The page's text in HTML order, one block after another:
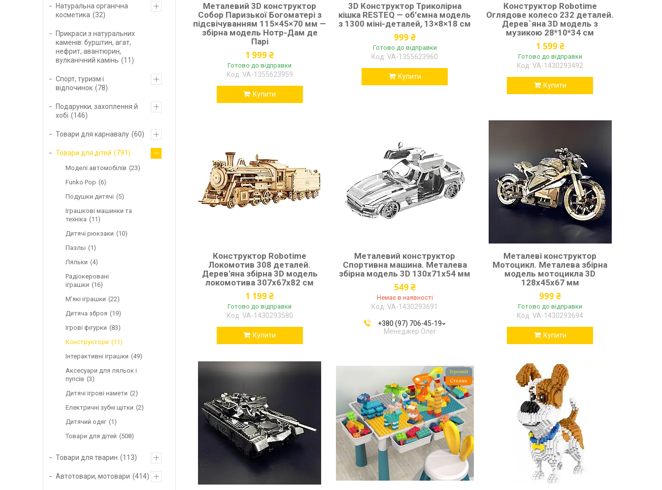
Металевий 3D конструктор
Собор Паризької Богоматері з
підсвічуванням 115×45×70 мм —
збірна модель Нотр-Дам де
Парі
1 999 ₴
Готово до відправки
VA-1355623959
Купити
3D Конструктор Триколірна
кішка RESTEQ — об’ємна модель
з 1300 міні-деталей, 13×8×18 см
999 ₴
Готово до відправки
VA-1355623960
Купити
Конструктор Robotime
Оглядове колесо 232 деталей.
Дерев`яна 3D модель з
музикою 28*10*34 см
1 599 ₴
Готово до відправки
VA-1430293492
Купити
Конструктор Robotime
Локомотив 308 деталей.
Дерев'яна збірна 3D модель
локомотива 307х67х82 см
1 199 ₴
Готово до відправки
VA-1430293580
Купити
Металевий конструктор
Спортивна машина. Металева
збірна модель 3D 130х71х54 мм
549 ₴
Немає в наявності
VA-1430293691
+380 (97) 706-45-19
Менеджер Олег
Металеві конструктор
Мотоцикл. Металева збірна
модель мотоцикла 3D
128х45х67 мм
999 ₴
Готово до відправки
VA-1430293694
Купити
Натуральна органічна
косметика
32
Прикраси з натуральних
каменів: бурштин, агат,
нефрит, авантюрин,
вулканічний камінь
11
Спорт, туризм і
відпочинок
78
Подарунки, захоплення й
хобі
146
Товари для карнавалу 60
Товари для дітей 791
Моделі автомобілів
23
Funko Pop
6
Подушки дитячі
5
Іграшкові машинки та
техніка
11
Дитячі рюкзаки
10
Пазлы
1
Ляльки
4
Радіокеровані
іграшки
16
М'які іграшки
22
Дитяча зброя
19
Ігрові фігурки
83
Конструктори
11
Інтерактивні іграшки
49
Аксесуари для ляльок і
пупсів
3
Дитячі ігрові намети
2
Електричні зубні щітки
2
Дитячий одяг
1
Товари для дітей
508
Товари для тварин 113
Автотовари, мотовари 414